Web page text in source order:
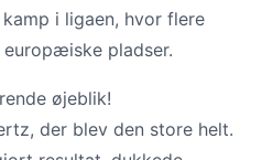
i ligaen, hvor flere
pladser.
øjeblik!
der blev den store helt.